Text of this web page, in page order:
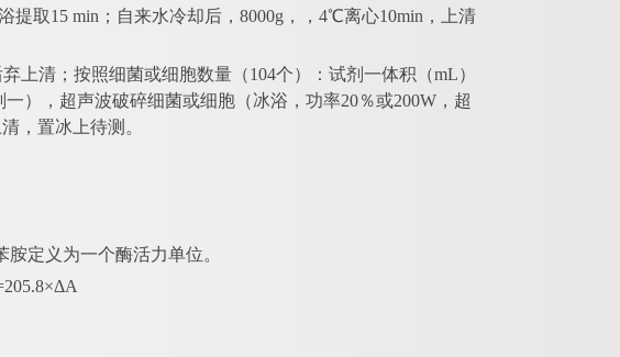
提取15 min；自来水冷却后，8000g，，4℃离心10min，上清
上清；按照细菌或细胞数量（104个）：试剂一体积（mL）
），超声波破碎细菌或细胞（冰浴，功率20％或200W，超
，置冰上待测。
定义为一个酶活力单位。